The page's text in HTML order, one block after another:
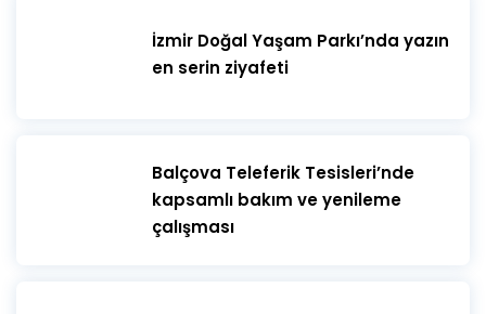
İzmir Doğal Yaşam Parkı’nda yazın
en serin ziyafeti
​Balçova Teleferik Tesisleri’nde
kapsamlı bakım ve yenileme
çalışması